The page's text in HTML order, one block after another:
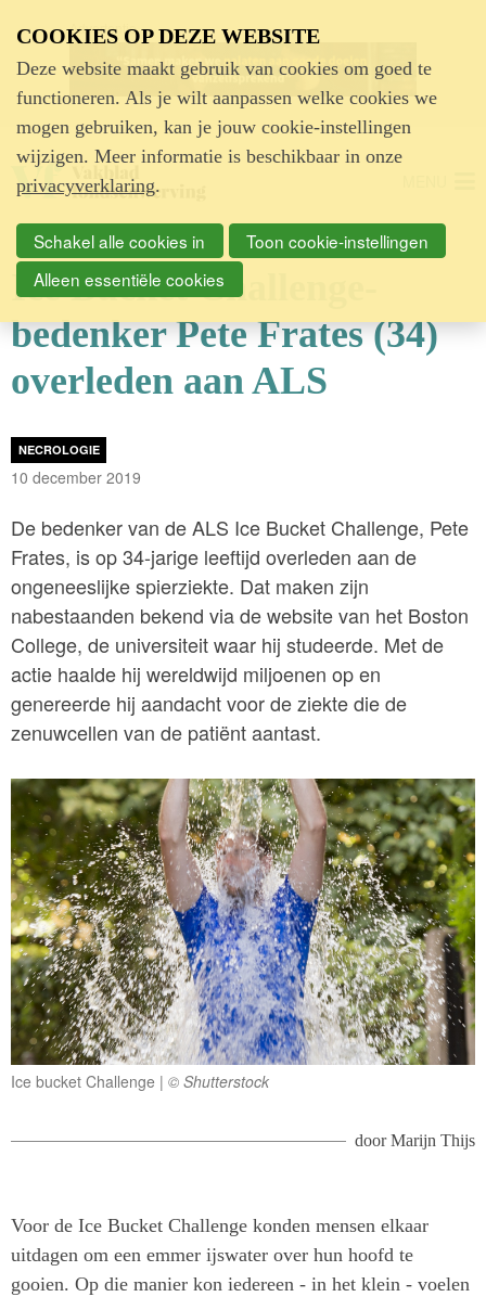
Advertentie
Ice Bucket Challenge-
bedenker Pete Frates (34)
overleden aan ALS
NECROLOGIE
10 december 2019
De bedenker van de ALS Ice Bucket Challenge, Pete
Frates, is op 34-jarige leeftijd overleden aan de
ongeneeslijke spierziekte. Dat maken zijn
nabestaanden bekend via de website van het Boston
College, de universiteit waar hij studeerde. Met de
actie haalde hij wereldwijd miljoenen op en
genereerde hij aandacht voor de ziekte die de
zenuwcellen van de patiënt aantast.
Ice bucket Challenge © Shutterstock
doorMarijn Thijs
Voor de Ice Bucket Challenge konden mensen elkaar
uitdagen om een emmer ijswater over hun hoofd te
gooien. Op die manier kon iedereen - in het klein - voelen
COOKIES OP DEZE WEBSITE
Deze website maakt gebruik van cookies om goed te
functioneren. Als je wilt aanpassen welke cookies we
mogen gebruiken, kan je jouw cookie-instellingen
wijzigen. Meer informatie is beschikbaar in onze
privacyverklaring.
Schakel alle cookies in
Toon cookie-instellingen
Alleen essentiële cookies